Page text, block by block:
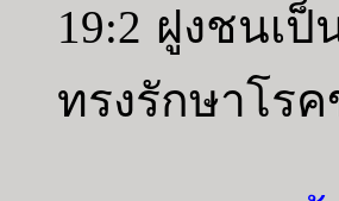
19:2 ฝูงชนเ
ทรงรักษาโร